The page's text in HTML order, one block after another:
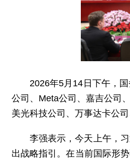
2026年5月14日下午，
公司、Meta公司、嘉吉公司
美光科技公司、万事达卡公
李强表示，今天上午，
出战略指引。在当前国际形